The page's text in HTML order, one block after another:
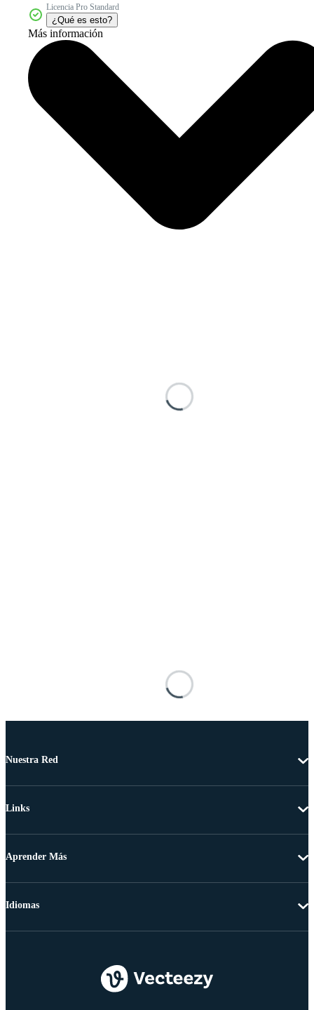
Licencia Pro Standard
¿Qué es esto?
Más información
Nuestra Red
Links
Aprender Más
Idiomas